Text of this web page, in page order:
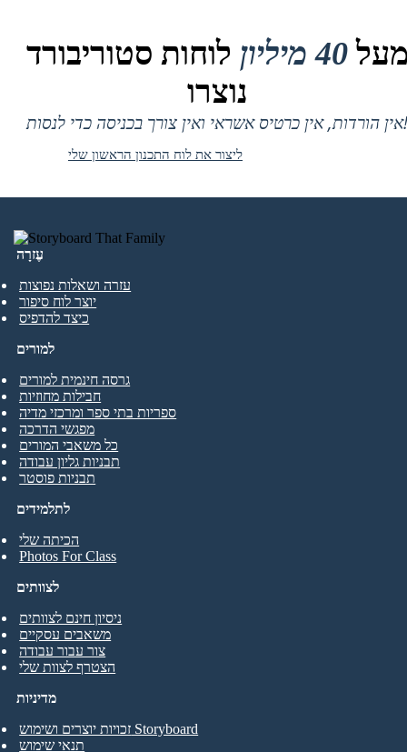
40 מיליון
לוחות סטוריבורד
נוצרו
אין הורדות, אין כרטיס אשראי ואין צורך בכניסה כדי לנסות!
ליצור את לוח התכנון הראשון שלי
עֶזרָה
עזרה ושאלות נפוצות
יוצר לוח סיפור
כיצד להדפיס
לתלמידים
הכיתה שלי
Photos For Class
למורים
גרסה חינמית למורים
חבילות מחוזיות
ספריות בתי ספר ומרכזי מדיה
מפגשי הדרכה
כל משאבי המורים
תבניות גליון עבודה
תבניות פוסטר
לצוותים
ניסיון חינם לצוותים
משאבים עסקיים
צור עבור עבודה
הצטרף לצוות שלי
מדיניות
זכויות יוצרים ושימוש Storyboard
תנאי שימוש